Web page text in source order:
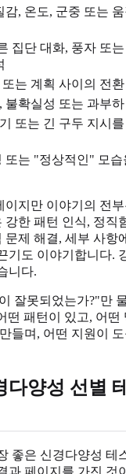
감, 온도, 군중 또는
집단 대화, 풍자 또
는 계획 사이의 전환
불확실성 또는 과부
또는 긴 구두 지시를
또는 "정상적인" 모습
이지만 이야기의 전
한 패턴 인식, 정직
문제 해결, 세부 사항
기도 이야기합니다.
니다.
잘못되었는가?"만
떤 패턴이 있고, 어떤
들며, 어떤 지원이
다양성 선별
좋은 신경다양성 테